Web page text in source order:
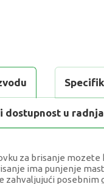
dostupnost u
za brisanje
ima punjenje
zahvaljujući posebnim